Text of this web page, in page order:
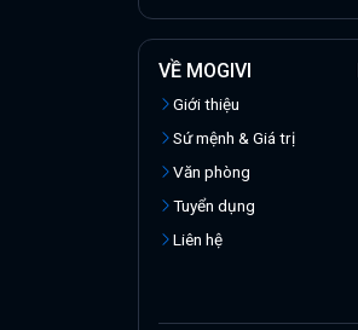
VỀ MOGIVI
Giới thiệu
Sứ mệnh & Giá trị
Văn phòng
Tuyển dụng
Liên hệ